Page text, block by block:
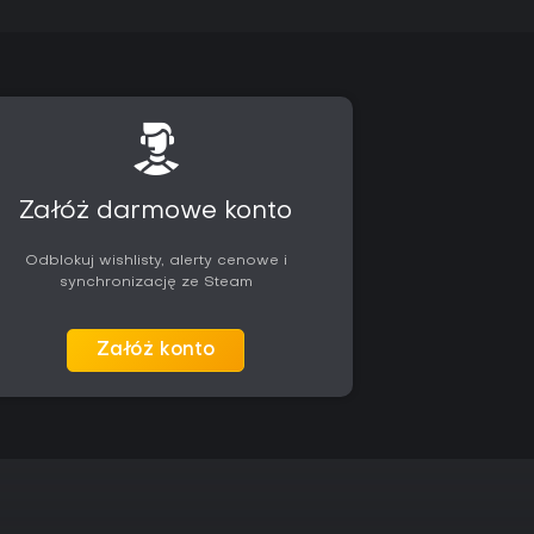
Załóż darmowe konto
Odblokuj wishlisty, alerty cenowe i
synchronizację ze Steam
Załóż konto